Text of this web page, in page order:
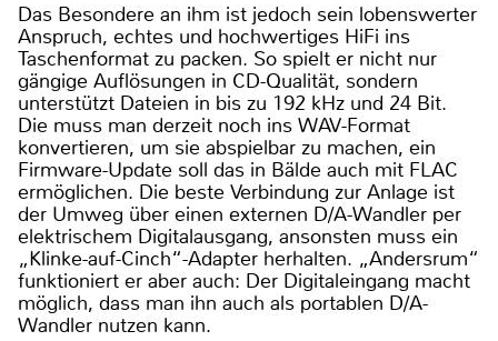
Das Besondere an ihm ist jedoch sein lobenswerter
Anspruch, echtes und hochwertiges HiFi ins
Taschenformat zu packen. So spielt er nicht nur
gängige Auflösungen in CD-Qualität, sondern
unterstützt Dateien in bis zu 192 kHz und 24 Bit.
Die muss man derzeit noch ins WAV-Format
konvertieren, um sie abspielbar zu machen, ein
Firmware-Update soll das in Bälde auch mit FLAC
ermöglichen. Die beste Verbindung zur Anlage ist
der Umweg über einen externen D/A-Wandler per
elektrischem Digitalausgang, ansonsten muss ein
„Klinke-auf-Cinch“-Adapter herhalten. „Andersrum“
funktioniert er aber auch: Der Digitaleingang macht
möglich, dass man ihn auch als portablen D/A-
Wandler nutzen kann.